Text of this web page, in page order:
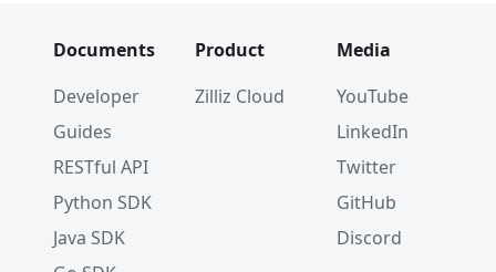
Documents
Developer
Guides
RESTful API
Python SDK
Java SDK
Product
Zilliz Cloud
Media
YouTube
LinkedIn
Twitter
GitHub
Discord